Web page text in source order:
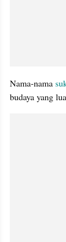
Nama-nama
budaya yang